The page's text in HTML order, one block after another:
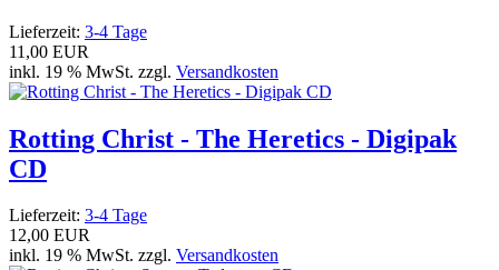
Lieferzeit: 3-4 Tage
11,00 EUR
inkl. 19 % MwSt. zzgl. Versandkosten
Rotting Christ - The Heretics - Digipak
CD
Lieferzeit: 3-4 Tage
12,00 EUR
inkl. 19 % MwSt. zzgl. Versandkosten